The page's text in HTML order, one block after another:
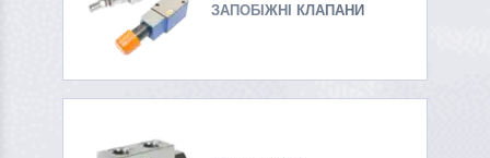
ЗАПОБІЖНІ КЛАПАНИ